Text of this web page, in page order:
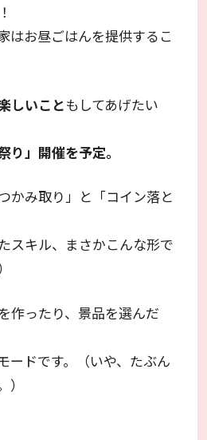
はお昼ごはんを提供するこ
しいこともしてあげたい
り」開催を予定。
かみ取り」と「コイン落と
スキル、まさかこんな形で
作ったり、景品を選んだ
ードです。（いや、たぶん